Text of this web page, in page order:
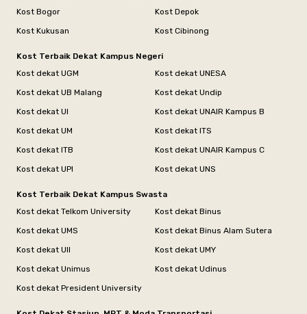
Kost Bogor
Kost Depok
Kost Kukusan
Kost Cibinong
Kost Terbaik Dekat Kampus Negeri
Kost dekat UGM
Kost dekat UNESA
Kost dekat UB Malang
Kost dekat Undip
Kost dekat UI
Kost dekat UNAIR Kampus B
Kost dekat UM
Kost dekat ITS
Kost dekat ITB
Kost dekat UNAIR Kampus C
Kost dekat UPI
Kost dekat UNS
Kost Terbaik Dekat Kampus Swasta
Kost dekat Telkom University
Kost dekat Binus
Kost dekat UMS
Kost dekat Binus Alam Sutera
Kost dekat UII
Kost dekat UMY
Kost dekat Unimus
Kost dekat Udinus
Kost dekat President University